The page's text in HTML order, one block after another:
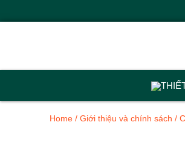
Home / Giới thiệu và chính sách /